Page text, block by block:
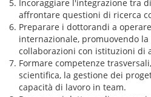
Incoraggiare l'integrazione tra
affrontare questioni di ricerca
Preparare i dottorandi a
internazionale, promuovendo
collaborazioni con istituzioni di
Formare competenze
scientifica, la gestione dei
capacità di lavoro in team.